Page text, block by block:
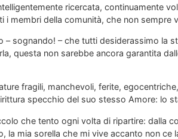
ricercata, continuamente
i membri della comunità, che non sempre
– sognando! – che tutti desiderassimo la
questa non sarebbe ancora garantita
fragili, manchevoli, ferite,
specchio del suo stesso Amore: lo
che tento ogni volta di ripartire: dalla
la mia sorella che mi vive accanto non ce